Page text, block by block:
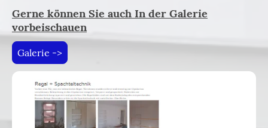
Gerne können Sie auch In der Galerie
vorbeischauen
Galerie ->